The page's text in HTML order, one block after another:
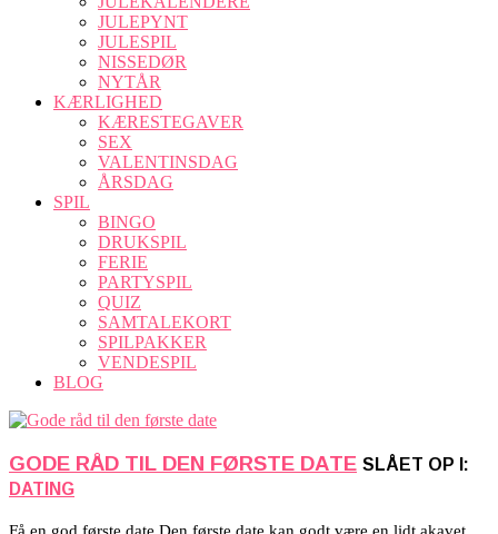
JULEPYNT
JULESPIL
NISSEDØR
NYTÅR
KÆRLIGHED
KÆRESTEGAVER
SEX
VALENTINSDAG
ÅRSDAG
SPIL
BINGO
DRUKSPIL
FERIE
PARTYSPIL
QUIZ
SAMTALEKORT
SPILPAKKER
VENDESPIL
BLOG
GODE RÅD TIL DEN FØRSTE DATE SLÅET OP I:
DATING
Få en god første date Den første date kan godt være en lidt akavet